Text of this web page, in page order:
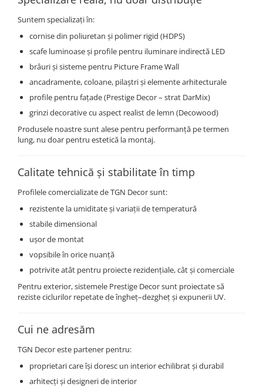
Coloane din poliuretan
Pilastri poliuretan
Seturi complete pilastri
Profile decorative din polimer rigid
Brauri decorative din polimer rigid
si coltare
Cornise decorative din polimer
Plinte decorative din polimer rigid
Suntem specializați în:
cornise din poliuretan și polimer rigid (HDPS)
scafe luminoase și profile pentru iluminare indirectă LED
brâuri și sisteme pentru Picture Frame Wall
ancadramente, coloane, pilaștri și elemente arhitecturale
profile pentru fațade (Prestige Decor – strat DarMix)
grinzi decorative cu aspect realist de lemn (Decowood)
Produsele noastre sunt alese pentru performanță pe termen
lung, nu doar pentru estetică la montaj.
Calitate tehnică și stabilitate în timp
Profilele comercializate de TGN Decor sunt:
rezistente la umiditate și variații de temperatură
stabile dimensional
ușor de montat
vopsibile în orice nuanță
potrivite atât pentru proiecte rezidențiale, cât și comerciale
Pentru exterior, sistemele Prestige Decor sunt proiectate să
reziste ciclurilor repetate de îngheț–dezgheț și expunerii UV.
Cui ne adresăm
TGN Decor este partener pentru:
proprietari care își doresc un interior echilibrat și durabil
arhitecți și designeri de interior